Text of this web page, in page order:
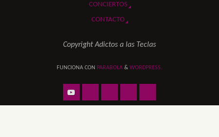
CONCIERTOS
CONTACTO
Copyright Adictos a las Teclas
FUNCIONA CON PARABOLA & WORDPRESS.